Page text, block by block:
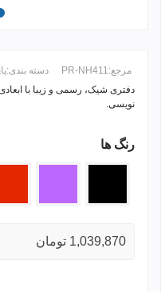
مرجع:PR-NH411 دسته بندی:
دفتری شیک، رسمی و زیبا با
نویسی.
ادامه مطلب +
رنگ ها
1,039,870 تومان